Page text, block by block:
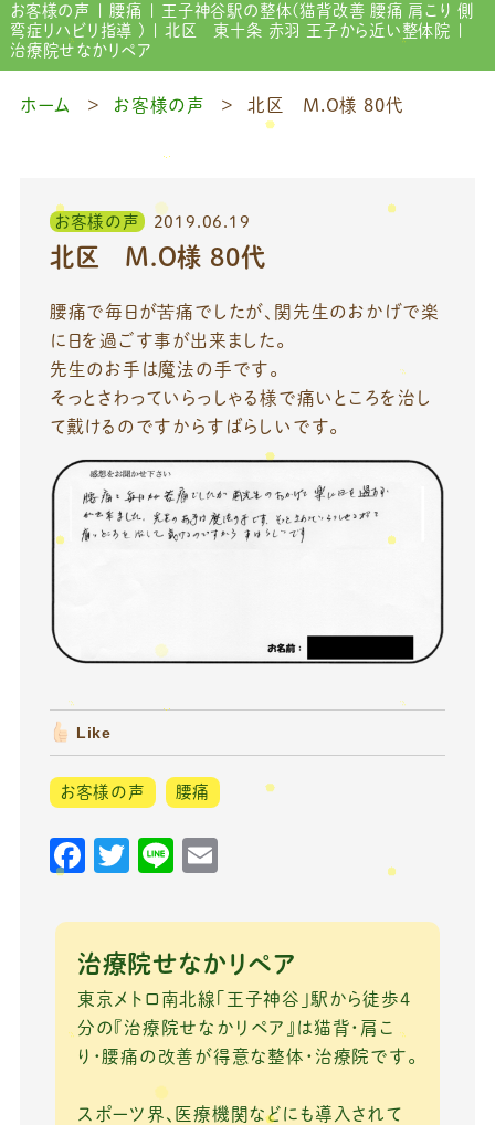
お客様の声 | 腰痛 | 王子神谷駅の整体(猫背改善 腰痛 肩こり 側
弯症リハビリ指導 ) | 北区 東十条 赤羽 王子から近い整体院 |
治療院せなかリペア
ホーム お客様の声 北区 M.O様 80代
お客様の声 2019.06.19
北区 M.O様 80代
腰痛で毎日が苦痛でしたが、関先生のおかげで楽
に日を過ごす事が出来ました。
先生のお手は魔法の手です。
そっとさわっていらっしゃる様で痛いところを治し
て戴けるのですからすばらしいです。
Like
お客様の声 腰痛
F
c
e
b
o
o
k
T
it
te
r
Li
e
ai
l
治療院せなかリペア
東京メトロ南北線「王子神谷」駅から徒歩4
分の『治療院せなかリペア』は猫背・肩こ
り・腰痛の改善が得意な整体・治療院です。
スポーツ界、医療機関などにも導入されて